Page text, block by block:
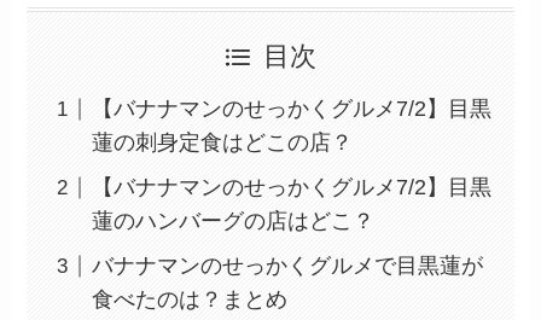
目次
【バナナマンのせっかくグルメ7/2】目黒
蓮の刺身定食はどこの店？
【バナナマンのせっかくグルメ7/2】目黒
蓮のハンバーグの店はどこ？
バナナマンのせっかくグルメで目黒蓮が
食べたのは？まとめ